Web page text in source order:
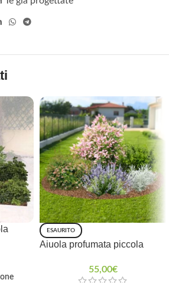
ESAURITO
Aiuola profumata piccola
55,00€